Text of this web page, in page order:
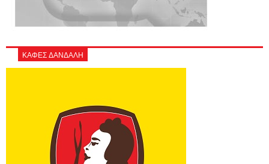
ΚΑΦΕΣ ΔΑΝΔΑΛΗ